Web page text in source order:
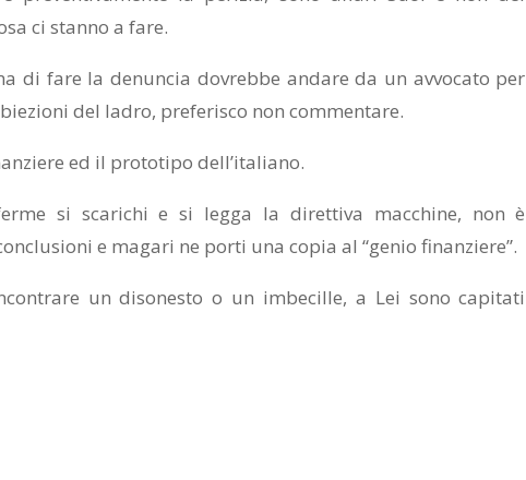
ci stanno a fare.
di fare la denuncia dovrebbe andare da un avvocato per
del ladro, preferisco non commentare.
ed il prototipo dell’italiano.
si scarichi e si legga la direttiva macchine, non è
e magari ne porti una copia al “genio finanziere”.
un disonesto o un imbecille, a Lei sono capitati